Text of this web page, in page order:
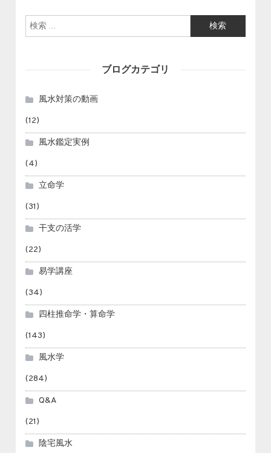
検索:
ブログカテゴリ
風水対策の動画
(12)
風水鑑定実例
(4)
立命学
(31)
干支の活学
(22)
易学講座
(34)
四柱推命学・算命学
(143)
風水学
(284)
Q&A
(21)
陰宅風水